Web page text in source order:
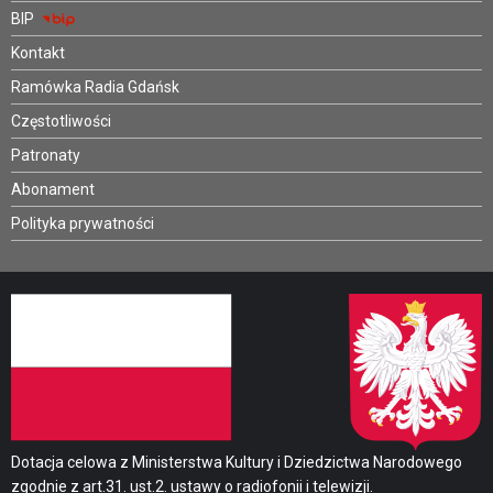
BIP
Kontakt
Ramówka Radia Gdańsk
Częstotliwości
Patronaty
Abonament
Polityka prywatności
Dotacja celowa z Ministerstwa Kultury i Dziedzictwa Narodowego
zgodnie z art.31. ust.2. ustawy o radiofonii i telewizji.